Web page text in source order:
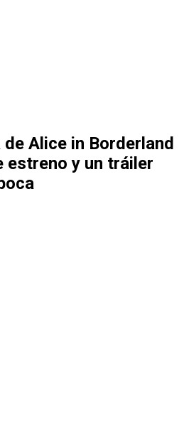
Alice in Borderland
estreno y un tráiler